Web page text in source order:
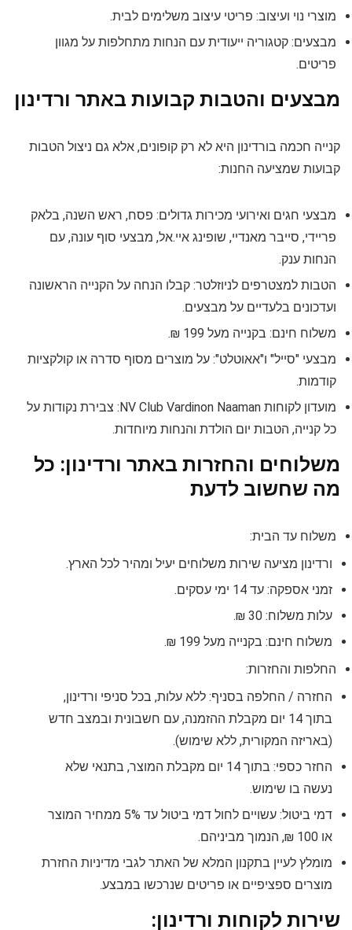
מוצרי נוי ועיצוב: פריטי עיצוב משלימים לבית.
מבצעים: קטגוריה ייעודית עם הנחות מתחלפות על מגוון
פריטים.
מבצעים והטבות קבועות באתר ורדינון
קנייה חכמה בורדינון היא לא רק קופונים, אלא גם ניצול הטבות
קבועות שמציעה החנות:
מבצעי חגים ואירועי מכירות גדולים: פסח, ראש השנה, בלאק
פריידי, סייבר מאנדיי, שופינג איי.אל, מבצעי סוף עונה, עם
הנחות ענק.
הטבות למצטרפים לניוזלטר: קבלו הנחה על הקנייה הראשונה
ועדכונים בלעדיים על מבצעים.
משלוח חינם: בקנייה מעל 199 ₪.
מבצעי "סייל" ו"אאוטלט": על מוצרים מסוף סדרה או קולקציות
קודמות.
מועדון לקוחות NV Club Vardinon Naaman: צבירת נקודות על
כל קנייה, הטבות יום הולדת והנחות מיוחדות.
משלוחים והחזרות באתר ורדינון: כל
מה שחשוב לדעת
משלוח עד הבית:
ורדינון מציעה שירות משלוחים יעיל ומהיר לכל הארץ.
זמני אספקה: עד 14 ימי עסקים.
עלות משלוח: 30 ₪.
משלוח חינם: בקנייה מעל 199 ₪.
החלפות והחזרות:
החזרה / החלפה בסניף: ללא עלות, בכל סניפי ורדינון,
בתוך 14 יום מקבלת ההזמנה, עם חשבונית ובמצב חדש
(באריזה המקורית, ללא שימוש).
החזר כספי: בתוך 14 יום מקבלת המוצר, בתנאי שלא
נעשה בו שימוש.
דמי ביטול: עשויים לחול דמי ביטול עד 5% ממחיר המוצר
או 100 ₪, הנמוך מביניהם.
מומלץ לעיין בתקנון המלא של האתר לגבי מדיניות החזרת
מוצרים ספציפיים או פריטים שנרכשו במבצע.
שירות לקוחות ורדינון: